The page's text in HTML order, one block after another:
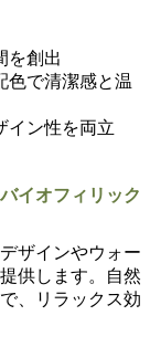
を創出
色で清潔感と温
イン性を両立
イオフィリック
ザインやウォー
供します。自然
、リラックス効